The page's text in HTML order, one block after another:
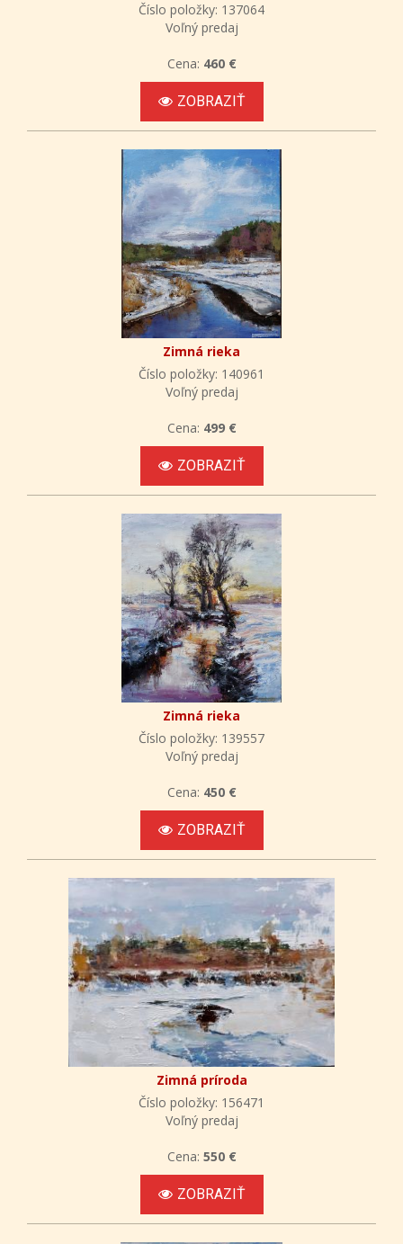
Číslo položky: 137064
Voľný predaj
Cena: 460 €
ZOBRAZIŤ
Zimná rieka
Číslo položky: 140961
Voľný predaj
Cena: 499 €
ZOBRAZIŤ
Zimná rieka
Číslo položky: 139557
Voľný predaj
Cena: 450 €
ZOBRAZIŤ
Zimná príroda
Číslo položky: 156471
Voľný predaj
Cena: 550 €
ZOBRAZIŤ